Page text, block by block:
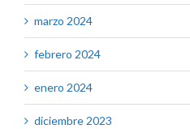
marzo 2024
febrero 2024
enero 2024
diciembre 2023